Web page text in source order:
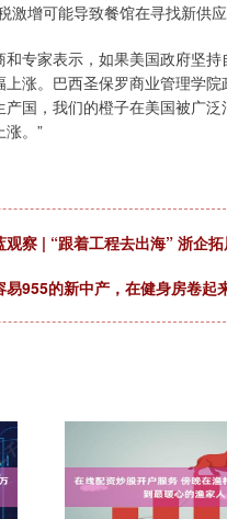
激增可能导致餐馆在寻找新供
家表示，如果美国政府坚持
涨。巴西圣保罗商业管理学
国，我们的橙子在美国被广
。”
察 | “跟着工程去出海” 浙企
955的新中产，在健身房卷起